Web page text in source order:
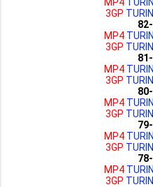
3GP
MP4
3GP
MP4
3GP
MP4
3GP
MP4
3GP
MP4
3GP